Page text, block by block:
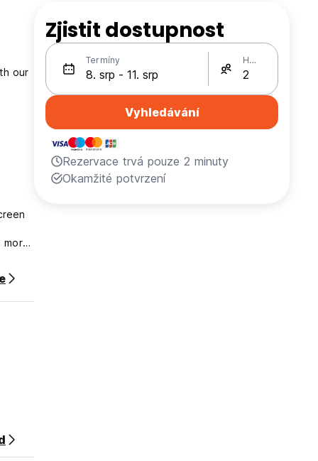
our
Zjistit dostupnost
Termíny Hosté
Vyhledávání
Rezervace trvá pouze 2 minuty
Okamžité potvrzení